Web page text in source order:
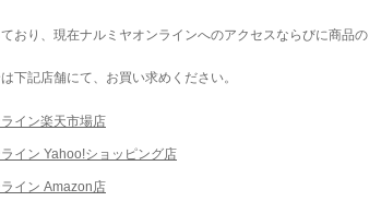
おり、現在ナルミヤオンラインへのアクセスならびに商品の
下記店舗にて、お買い求めください。
イン楽天市場店
イン Yahoo!ショッピング店
イン Amazon店